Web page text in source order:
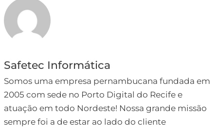
Safetec Informática
Somos uma empresa pernambucana fundada em
2005 com sede no Porto Digital do Recife e
atuação em todo Nordeste! Nossa grande missão
sempre foi a de estar ao lado do cliente